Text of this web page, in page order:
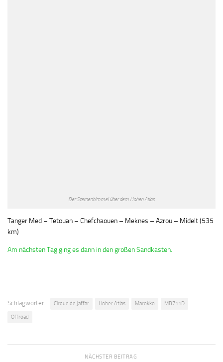
Der Sternenhimmel über dem Hohen Atlas
Tanger Med – Tetouan – Chefchaouen – Meknes – Azrou – Midelt (535
km)
Am nächsten Tag ging es dann in den großen Sandkasten.
Schlagwörter: Cirque de Jaffar Hoher Atlas Marokko MB711D
Offroad
NÄCHSTER BEITRAG